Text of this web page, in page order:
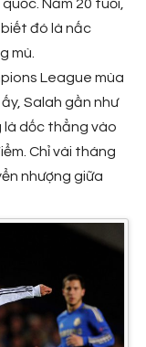
Năm 20 tuổi,
đó là nấc
mù.
League mùa
Salah gần như
là dốc thẳng vào
Chỉ vài tháng
nhượng giữa